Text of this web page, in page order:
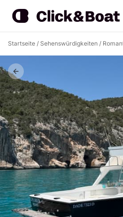
Startseite / Sehenswürdigkeiten /